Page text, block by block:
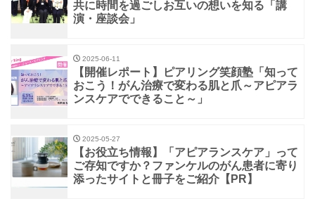
共に時間を過ごしお互いの想いを知る「講
演・座談会」
2025-06-11
【開催レポート】ピアリング笑顔塾「知って
おこう！がん治療で変わる肌と爪～アピアラ
ンスケアでできること～」
2025-05-27
【お役立ち情報】「アピアランスケア」って
ご存知ですか？ファンケルのがん患者に寄り
添ったサイトと冊子をご紹介【PR】